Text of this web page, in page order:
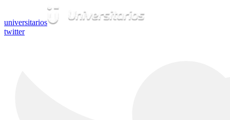
universitarios
twitter